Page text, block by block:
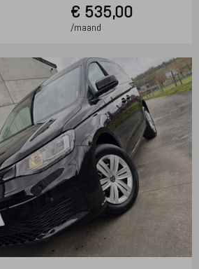
€ 535,00
/maand